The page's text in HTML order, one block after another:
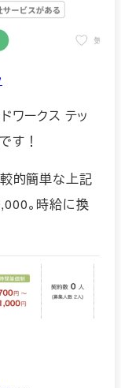
ワークス テッ
す！
的簡単な上記
。時給に換